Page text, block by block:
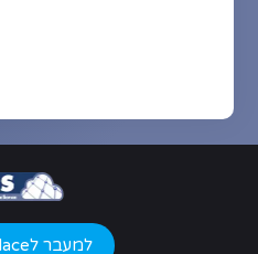
למעבר לMarketPlace